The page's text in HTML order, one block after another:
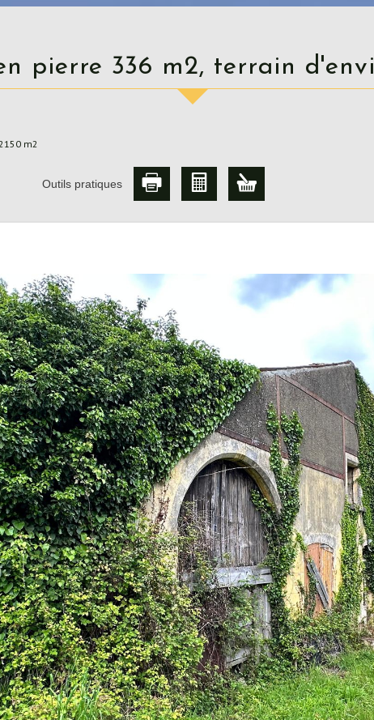
pierre 336 m2, terrain
m2
Outils pratiques